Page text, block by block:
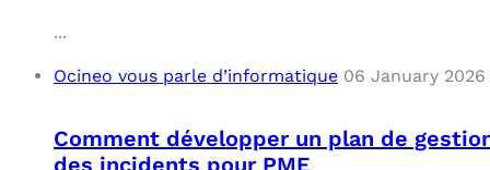
...
Ocineo vous parle d’informatique 06 January 2026
Comment développer un plan de